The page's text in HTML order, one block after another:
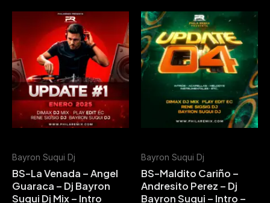
Bayron Suqui Dj
BS-La Venada – Angel
Guaraca – Dj Bayron
Suqui Dj Mix – Intro
Bayron Suqui Dj
BS-Maldito Cariño –
Andresito Perez – Dj
Bayron Suqui – Intro –